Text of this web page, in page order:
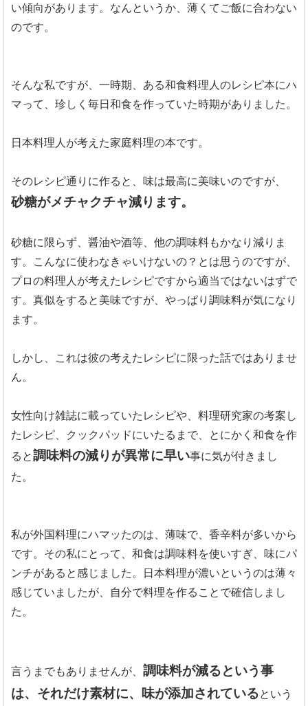
い傾向があります。なんというか、薄くてご飯に合わない
のです。
そんな私ですが、一時期、ある和食料理人のレシピ本にハ
マって、珍しく毎日和食を作っていた時期がありました。
日本料理人が考えた家庭料理の本です。
そのレシピ通りに作ると、味は最高に美味いのですが、
砂糖がメチャクチャ減ります。
砂糖に限らず、醤油や酒等、他の調味料もかなり減りま
す。こんなに使わなきゃいけないの？とは思うのですが、
プロの料理人が考えたレシピですから適当ではないはずで
す。真似をすると美味ですが、やっぱり調味料が気になり
ます。
しかし、これは彼の考えたレシピに限った話ではありませ
ん。
女性向け雑誌に載っていたレシピや、料理研究家の考案し
たレシピ、クックパッドにいたるまで、とにかく和食を作
ると調味料の減りが異常に早い事に気が付きまし
た。
私が外国料理にハマッたのは、薄味で、香辛料が多いから
です。その私にとって、和食は調味料を使いすぎ、味にパ
ンチがあると感じました。日本料理が濃いというのは薄々
感じていましたが、自分で料理を作ることで確信しまし
た。
言うまでもありませんが、 調味料が減るという事
は、それだけ素材に、味が添加されているという